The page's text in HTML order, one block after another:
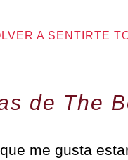
A SENTIRTE
de The
me gusta